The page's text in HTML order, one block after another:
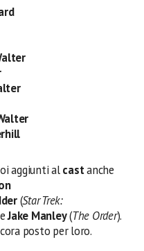
aggiunti alcastanche
(Star Trek:
Jake Manley(The Order).
posto per loro.